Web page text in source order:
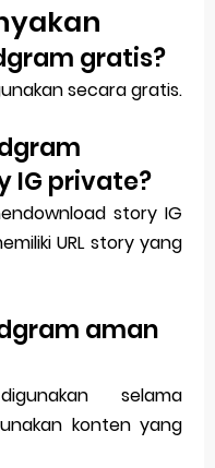
gratis?
secara gratis.
IG private?
story IG
URL story yang
aman
selama
konten yang